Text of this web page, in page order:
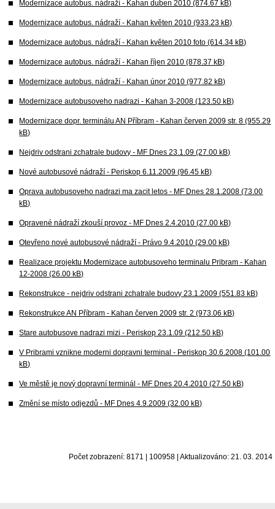
Modernizace autobus. nádraží - Kahan duben 2010 (874.67 kB)
Modernizace autobus. nádraží - Kahan květen 2010 (933.23 kB)
Modernizace autobus. nádraží - Kahan květen 2010 foto (614.34 kB)
Modernizace autobus. nádraží - Kahan říjen 2010 (878.37 kB)
Modernizace autobus. nádraží - Kahan únor 2010 (977.82 kB)
Modernizace autobusoveho nadrazi - Kahan 3-2008 (123.50 kB)
Modernizace dopr. terminálu AN Příbram - Kahan červen 2009 str. 8 (955.29
kB)
Nejdriv odstrani zchatrale budovy - MF Dnes 23.1.09 (27.00 kB)
Nové autobusové nádraží - Periskop 6.11.2009 (96.45 kB)
Oprava autobusoveho nadrazi ma zacit letos - MF Dnes 28.1.2008 (73.00
kB)
Opravené nádraží zkouší provoz - MF Dnes 2.4.2010 (27.00 kB)
Otevřeno nové autobusové nádraží - Právo 9.4.2010 (29.00 kB)
Realizace projektu Modernizace autobusoveho terminalu Pribram - Kahan
12-2008 (26.00 kB)
Rekonstrukce - nejdriv odstrani zchatrale budovy 23.1.2009 (551.83 kB)
Rekonstrukce AN Příbram - Kahan červen 2009 str. 2 (973.06 kB)
Stare autobusove nadrazi mizi - Periskop 23.1.09 (212.50 kB)
V Pribrami vznikne moderni dopravni terminal - Periskop 30.6.2008 (101.00
kB)
Ve městě je nový dopravní terminál - MF Dnes 20.4.2010 (27.50 kB)
Změní se místo odjezdů - MF Dnes 4.9.2009 (32.00 kB)
Počet zobrazení: 8171 | 100958 | Aktualizováno: 21. 03. 2014